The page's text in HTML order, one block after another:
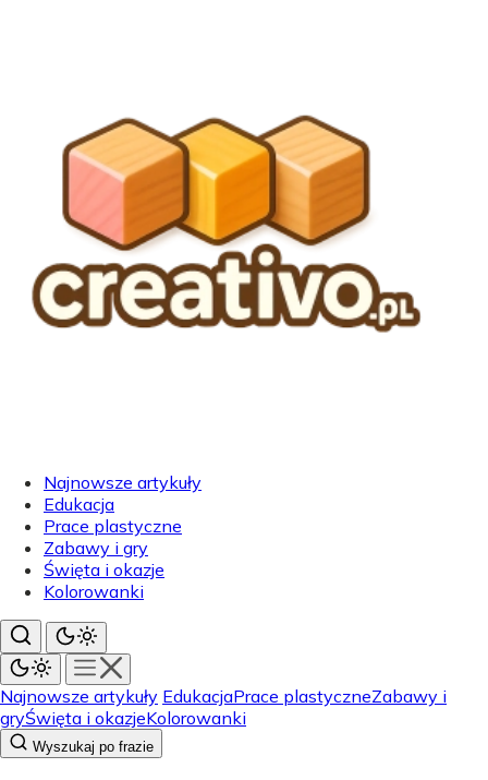
Najnowsze artykuły
Edukacja
Prace plastyczne
Zabawy i gry
Święta i okazje
Kolorowanki
Najnowsze artykuły EdukacjaPrace plastyczneZabawy i
gryŚwięta i okazjeKolorowanki
Wyszukaj po frazie